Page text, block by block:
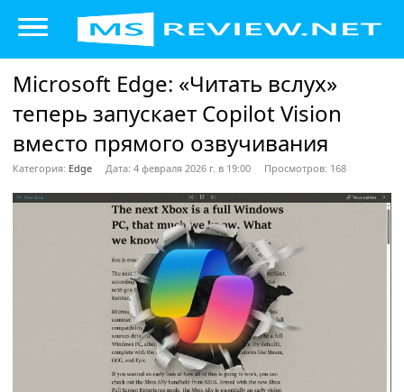
Microsoft Edge: «Читать вслух»
теперь запускает Copilot Vision
вместо прямого озвучивания
Категория: Edge Дата: 4 февраля 2026 г. в 19:00 Просмотров: 168